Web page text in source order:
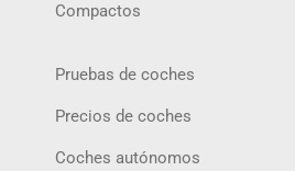
Compactos
Pruebas de coches
Precios de coches
Coches autónomos